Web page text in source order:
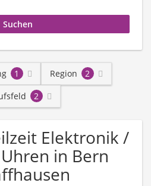
1 Region
2
2
Elektronik /
in Bern